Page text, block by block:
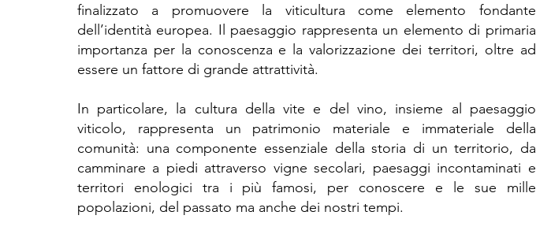
finalizzato a promuovere la viticultura come elemento fondante
dell’identità europea. Il paesaggio rappresenta un elemento di primaria
importanza per la conoscenza e la valorizzazione dei territori, oltre ad
essere un fattore di grande attrattività.
In particolare, la cultura della vite e del vino, insieme al paesaggio
viticolo, rappresenta un patrimonio materiale e immateriale della
comunità: una componente essenziale della storia di un territorio, da
camminare a piedi attraverso vigne secolari, paesaggi incontaminati e
territori enologici tra i più famosi, per conoscere e le sue mille
popolazioni, del passato ma anche dei nostri tempi.